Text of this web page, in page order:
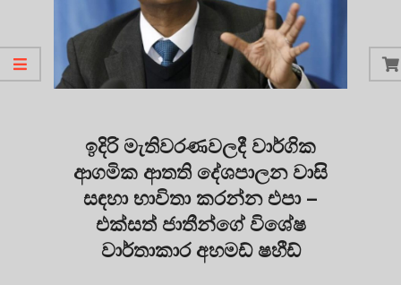
ඉදිරි මැතිවරණවලදී වාර්ගික
ආගමික ආතති දේශපාලන වාසි
සඳහා භාවිතා කරන්න එපා –
එක්සත් ජාතීන්ගේ විශේෂ
වාර්තාකාර අහමඩ් ෂහීඩ්